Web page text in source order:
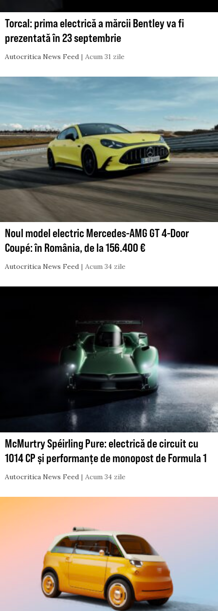
Torcal: prima electrică a mărcii Bentley va fi
prezentată în 23 septembrie
Autocritica News Feed Acum 31 zile
Noul model electric Mercedes-AMG GT 4-Door
Coupé: în România, de la 156.400 €
Autocritica News Feed Acum 34 zile
McMurtry Spéirling Pure: electrică de circuit cu
1014 CP și performanțe de monopost de Formula 1
Autocritica News Feed Acum 34 zile